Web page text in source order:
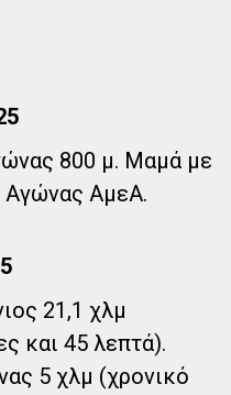
800 μ. Μαμά με
Αγώνας ΑμεΑ.
21,1 χλμ
και 45 λεπτά).
5 χλμ (χρονικό